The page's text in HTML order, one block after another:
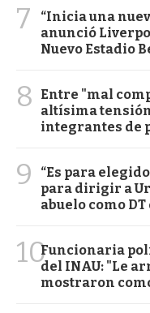
7
“Inicia una
anunció
Nuevo Estadio
8
Entre "mal
altísima
integrantes de
9
“Es para
para dirigir a
abuelo como DT
10Funcionaria
del INAU: "Le
mostraron